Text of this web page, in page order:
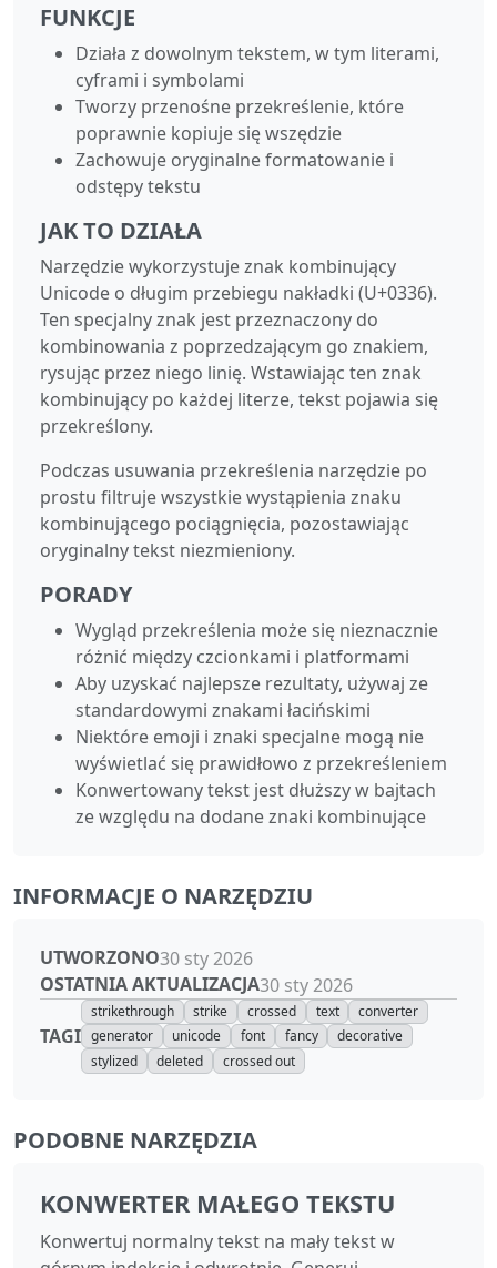
FUNKCJE
Działa z dowolnym tekstem, w tym literami,
cyframi i symbolami
Tworzy przenośne przekreślenie, które
poprawnie kopiuje się wszędzie
Zachowuje oryginalne formatowanie i
odstępy tekstu
JAK TO DZIAŁA
Narzędzie wykorzystuje znak kombinujący
Unicode o długim przebiegu nakładki (U+0336).
Ten specjalny znak jest przeznaczony do
kombinowania z poprzedzającym go znakiem,
rysując przez niego linię. Wstawiając ten znak
kombinujący po każdej literze, tekst pojawia się
przekreślony.
Podczas usuwania przekreślenia narzędzie po
prostu filtruje wszystkie wystąpienia znaku
kombinującego pociągnięcia, pozostawiając
oryginalny tekst niezmieniony.
PORADY
Wygląd przekreślenia może się nieznacznie
różnić między czcionkami i platformami
Aby uzyskać najlepsze rezultaty, używaj ze
standardowymi znakami łacińskimi
Niektóre emoji i znaki specjalne mogą nie
wyświetlać się prawidłowo z przekreśleniem
Konwertowany tekst jest dłuższy w bajtach
ze względu na dodane znaki kombinujące
INFORMACJE O NARZĘDZIU
UTWORZONO30 sty 2026
OSTATNIA AKTUALIZACJA30 sty 2026
TAGI
strikethrough strike crossed text
converter
generator
unicode font fancy
decorative
stylized
deleted crossed out
PODOBNE NARZĘDZIA
KONWERTER MAŁEGO TEKSTU
Konwertuj normalny tekst na mały tekst w